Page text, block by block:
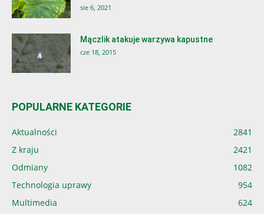
sie 6, 2021
Mączlik atakuje warzywa kapustne
cze 18, 2015
POPULARNE KATEGORIE
Aktualności
2841
Z kraju
2421
Odmiany
1082
Technologia uprawy
954
Multimedia
624